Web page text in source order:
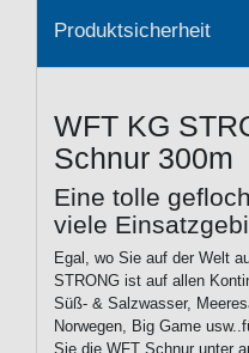
Produktsicherheit
WFT KG
Schnur 300m
Eine tolle
viele
Egal, wo Sie auf der Welt
STRONG ist auf allen
Süß- & Salzwasser,
Norwegen, Big Game
Sie die WFT Schnur unter